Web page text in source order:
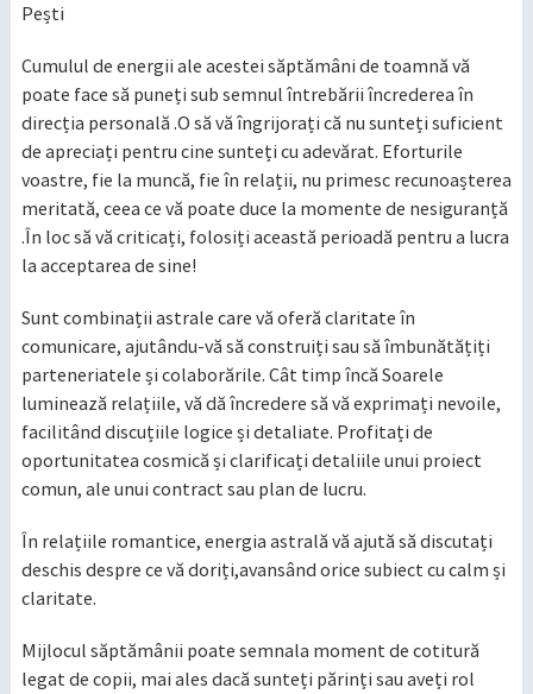
Pești
Cumulul de energii ale acestei săptămâni de toamnă vă
poate face să puneți sub semnul întrebării încrederea în
direcția personală .O să vă îngrijorați că nu sunteți suficient
de apreciați pentru cine sunteți cu adevărat. Eforturile
voastre, fie la muncă, fie în relații, nu primesc recunoașterea
meritată, ceea ce vă poate duce la momente de nesiguranță
.În loc să vă criticați, folosiți această perioadă pentru a lucra
la acceptarea de sine!
Sunt combinații astrale care vă oferă claritate în
comunicare, ajutându-vă să construiți sau să îmbunătățiți
parteneriatele și colaborările. Cât timp încă Soarele
luminează relațiile, vă dă încredere să vă exprimați nevoile,
facilitând discuțiile logice și detaliate. Profitați de
oportunitatea cosmică și clarificați detaliile unui proiect
comun, ale unui contract sau plan de lucru.
În relațiile romantice, energia astrală vă ajută să discutați
deschis despre ce vă doriți,avansând orice subiect cu calm și
claritate.
Mijlocul săptămânii poate semnala moment de cotitură
legat de copii, mai ales dacă sunteți părinți sau aveți rol